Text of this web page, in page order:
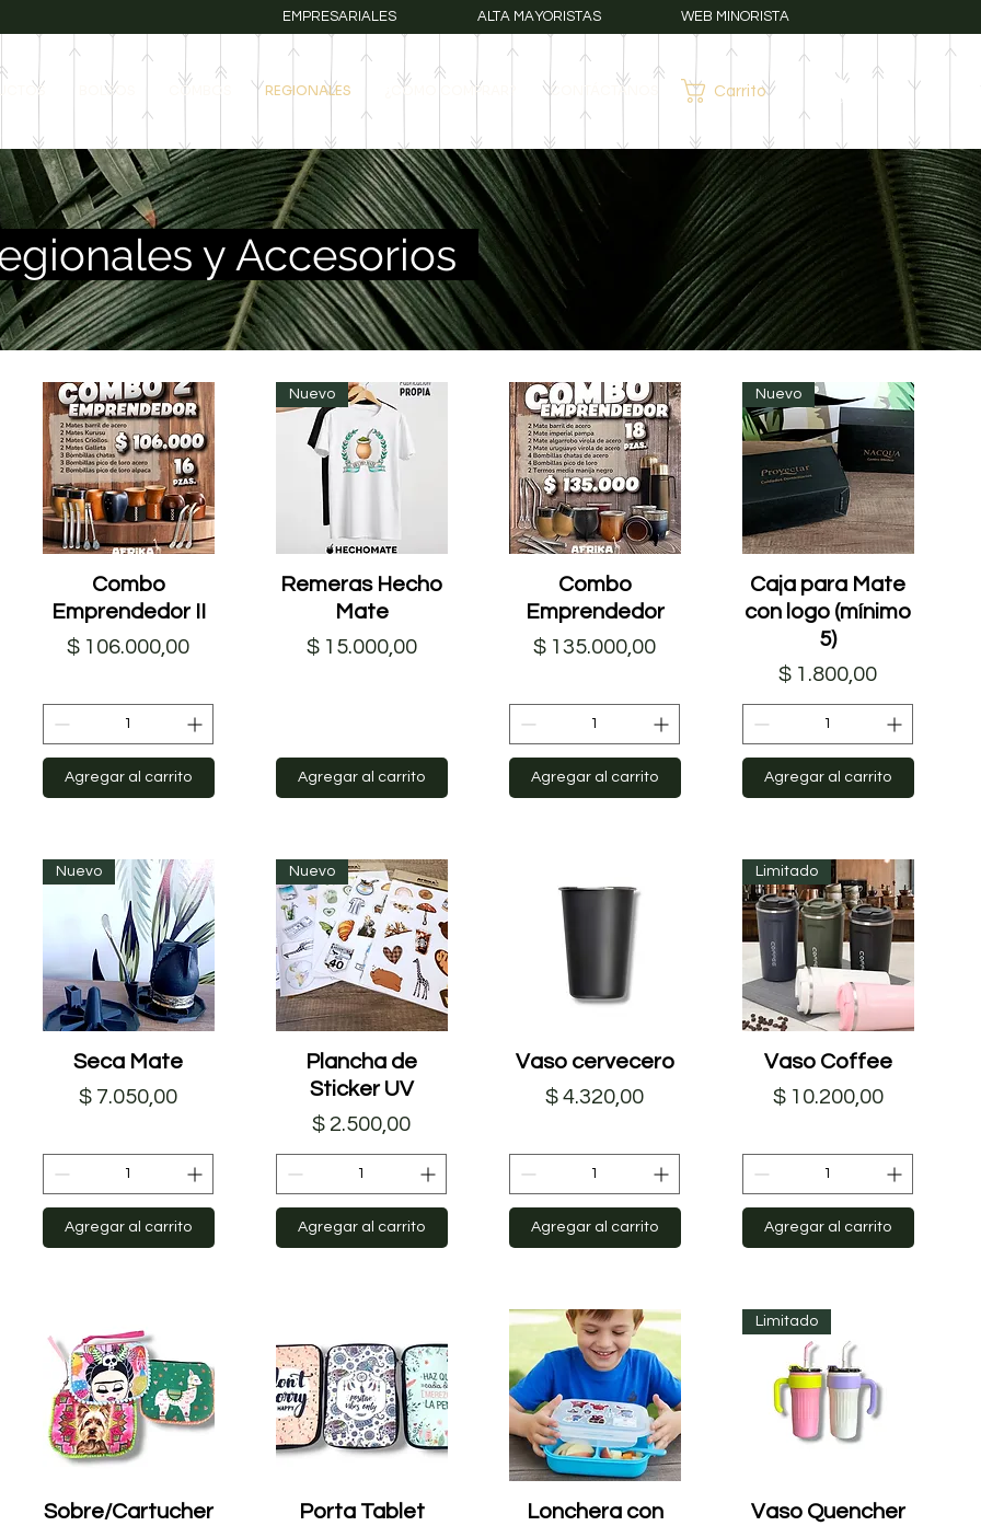
EMPRESARIALES ALTA MAYORISTAS WEB MINORISTA
BOLSOS COMBOS REGIONALES ¿COMO COMPRAR? CONTÁCTANOS Carrito Iniciar sesión
y Accesorios
Vista rápida
Combo
Emprendedor II
Precio
$ 106.000,00
Agregar al carrito
Vista rápida
Nuevo
Remeras Hecho
Mate
Precio
$ 15.000,00
Agregar al carrito
Vista rápida
Combo
Emprendedor
Precio
$ 135.000,00
Agregar al carrito
Vista rápida
Nuevo
Caja para Mate
con logo (mínimo
5)
Precio
$ 1.800,00
Agregar al carrito
Vista rápida
Nuevo
Seca Mate
Precio
$ 7.050,00
Agregar al carrito
Vista rápida
Nuevo
Plancha de
Sticker UV
Precio
$ 2.500,00
Agregar al carrito
Vista rápida
Vaso cervecero
Precio
$ 4.320,00
Agregar al carrito
Vista rápida
Limitado
Vaso Coffee
Precio
$ 10.200,00
Agregar al carrito
Vista rápida
Sobre/Cartucher
Vista rápida
Porta Tablet
Vista rápida
Lonchera con
Vista rápida
Limitado
Vaso Quencher